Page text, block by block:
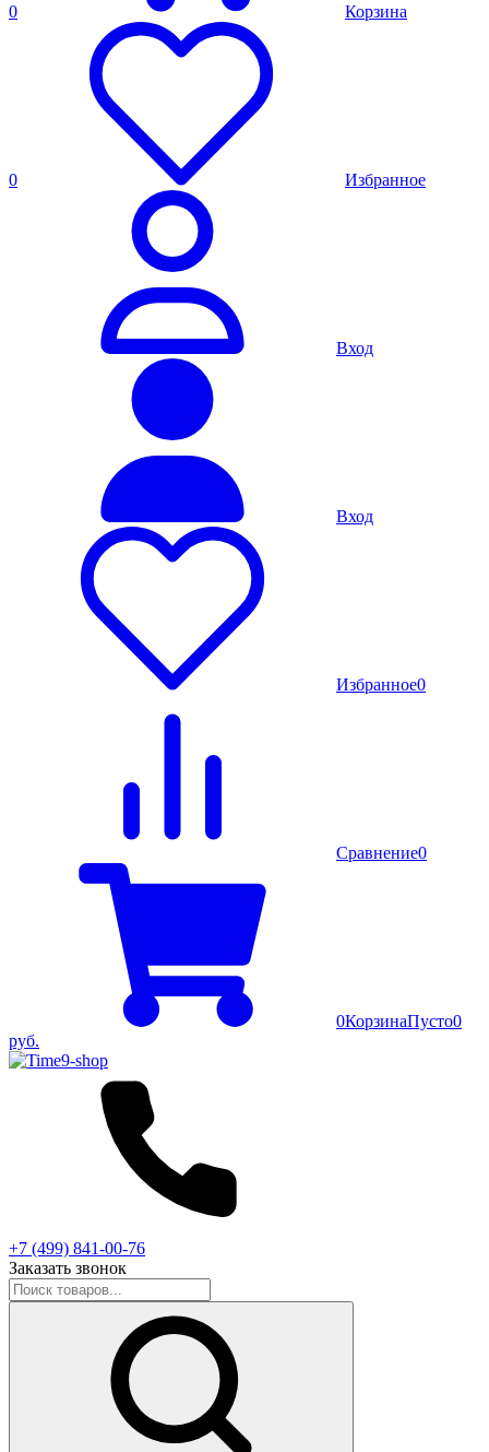
0 Корзина
0 Избранное
Вход
Вход
Избранное0
Сравнение0
0КорзинаПусто0
руб.
+7 (499) 841-00-76
Заказать звонок